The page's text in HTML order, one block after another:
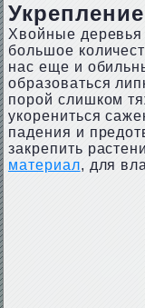
Хвойные деревья
большое
нас еще и
образоваться
порой слишком
укорениться
падения и
закрепить
материал, для